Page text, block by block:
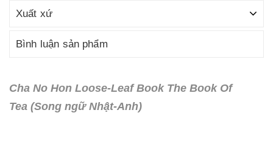
Xuất xứ
Bình luận sản phẩm
Cha No Hon Loose-Leaf Book The Book Of
Tea (Song ngữ Nhật-Anh)